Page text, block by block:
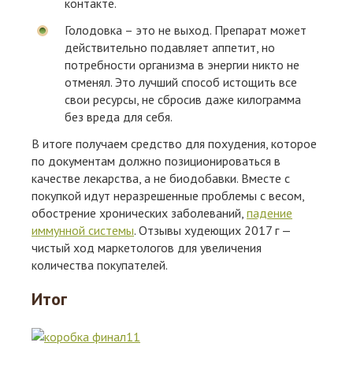
контакте.
Голодовка – это не выход. Препарат может
действительно подавляет аппетит, но
потребности организма в энергии никто не
отменял. Это лучший способ истощить все
свои ресурсы, не сбросив даже килограмма
без вреда для себя.
В итоге получаем средство для похудения, которое
по документам должно позиционироваться в
качестве лекарства, а не биодобавки. Вместе с
покупкой идут неразрешенные проблемы с весом,
обострение хронических заболеваний, падение
иммунной системы. Отзывы худеющих 2017 г —
чистый ход маркетологов для увеличения
количества покупателей.
Итог